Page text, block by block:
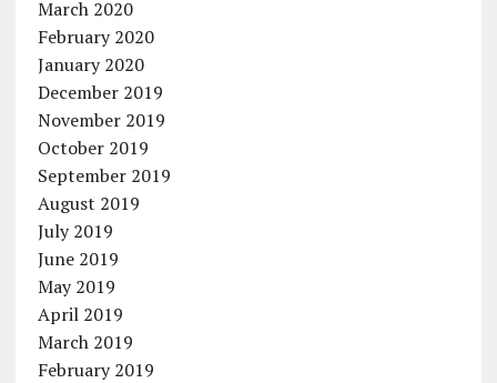
March 2020
February 2020
January 2020
December 2019
November 2019
October 2019
September 2019
August 2019
July 2019
June 2019
May 2019
April 2019
March 2019
February 2019